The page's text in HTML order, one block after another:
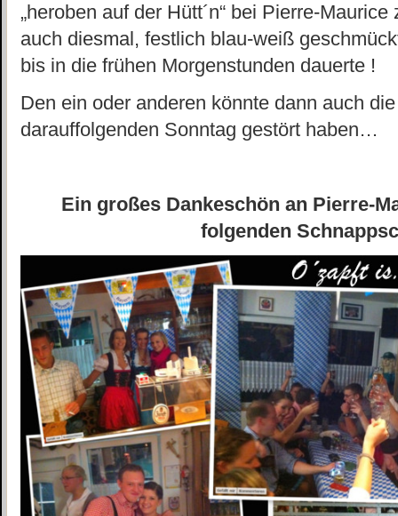
„heroben auf der Hütt´n“ bei Pierre-
auch diesmal, festlich blau-weiß
bis in die frühen Morgenstunden dauerte !
Den ein oder anderen könnte dann auch
darauffolgenden Sonntag gestört haben…
Ein großes Dankeschön an Pierre-
folgenden